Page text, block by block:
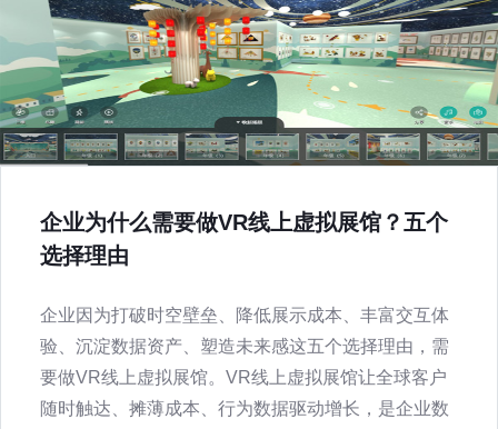
企业为什么需要做VR线上虚拟展馆？五个
选择理由
企业因为打破时空壁垒、降低展示成本、丰富交互体
验、沉淀数据资产、塑造未来感这五个选择理由，需
要做VR线上虚拟展馆。VR线上虚拟展馆让全球客户
随时触达、摊薄成本、行为数据驱动增长，是企业数